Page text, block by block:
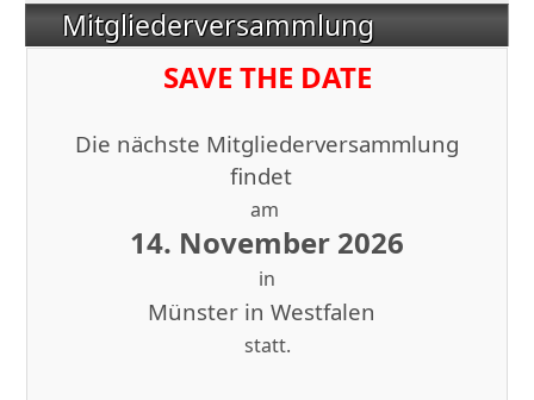
Mitgliederversammlung
SAVE THE DATE
Die nächste Mitgliederversammlung
findet
am
14. November 2026
in
Münster in Westfalen
statt.